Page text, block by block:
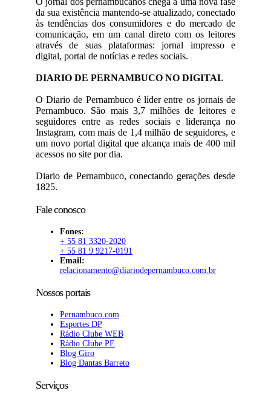
da sua existência mantendo-se atualizado, conectado
às tendências dos consumidores e do mercado de
comunicação, em um canal direto com os leitores
através de suas plataformas: jornal impresso e
digital, portal de notícias e redes sociais.
DIARIO DE PERNAMBUCO NO DIGITAL
O Diario de Pernambuco é líder entre os jornais de
Pernambuco. São mais 3,7 milhões de leitores e
seguidores entre as redes sociais e liderança no
Instagram, com mais de 1,4 milhão de seguidores, e
um novo portal digital que alcança mais de 400 mil
acessos no site por dia.
Diario de Pernambuco, conectando gerações desde
1825.
Fale conosco
Fones:
+ 55 81 3320-2020
+ 55 81 9 9217-0191
Email:
relacionamento@diariodepernambuco.com.br
Nossos portais
Pernambuco.com
Esportes DP
Rádio Clube WEB
Rádio Clube PE
Blog Giro
Blog Dantas Barreto
Serviços